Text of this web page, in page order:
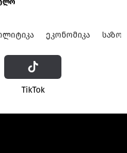
ᲔᲙᲝᲜᲝᲛᲘᲙᲐ
ТikТоk